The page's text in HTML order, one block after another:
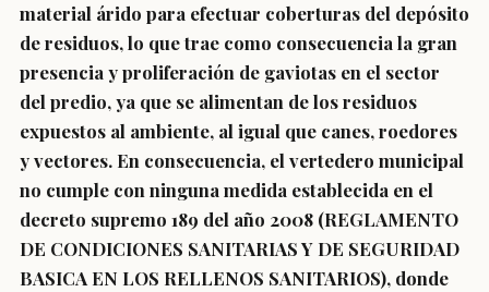
material árido para efectuar coberturas del depósito
de residuos, lo que trae como consecuencia la gran
presencia y proliferación de gaviotas en el sector
del predio, ya que se alimentan de los residuos
expuestos al ambiente, al igual que canes, roedores
y vectores. En consecuencia, el vertedero municipal
no cumple con ninguna medida establecida en el
decreto supremo 189 del año 2008 (REGLAMENTO
DE CONDICIONES SANITARIAS Y DE SEGURIDAD
BASICA EN LOS RELLENOS SANITARIOS), donde